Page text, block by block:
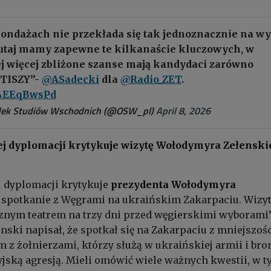
nie przekłada się tak jednoznacznie na
mamy zapewne te kilkanaście kluczowych, w
zbliżone szanse mają kandydaci zarówno
@ASadecki dla @Radio_ZET.
Studiów Wschodnich (@OSW_pl)April 8, 2026
dyplomacji krytykuje wizytę Wołodymyra
dyplomacji krytykuje prezydenta Wołodymyra
z Węgrami na ukraińskim Zakarpaciu.
teatrem na trzy dni przed węgierskimi
napisał, że spotkał się na Zakarpaciu z
z żołnierzami, którzy służą w ukraińskiej armii i
agresją. Mieli omówić wiele ważnych kwestii, w